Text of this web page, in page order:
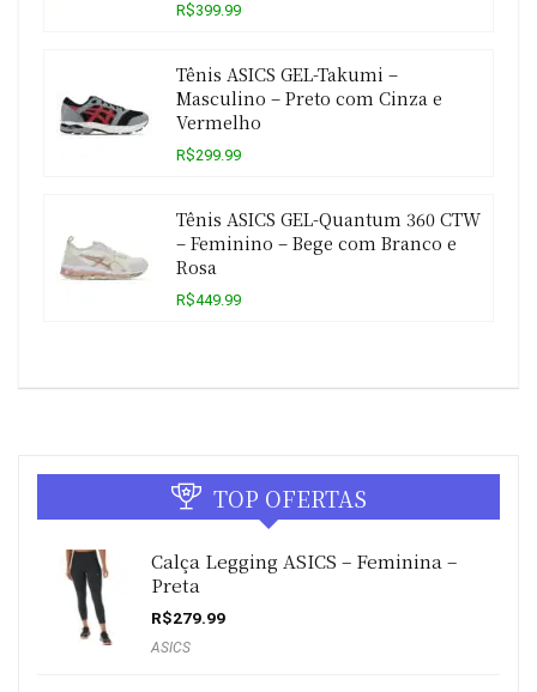
R$399.99
Tênis ASICS GEL-Takumi –
Masculino – Preto com Cinza e
Vermelho
R$299.99
Tênis ASICS GEL-Quantum 360 CTW
– Feminino – Bege com Branco e
Rosa
R$449.99
TOP OFERTAS
Calça Legging ASICS – Feminina –
Preta
R$279.99
ASICS